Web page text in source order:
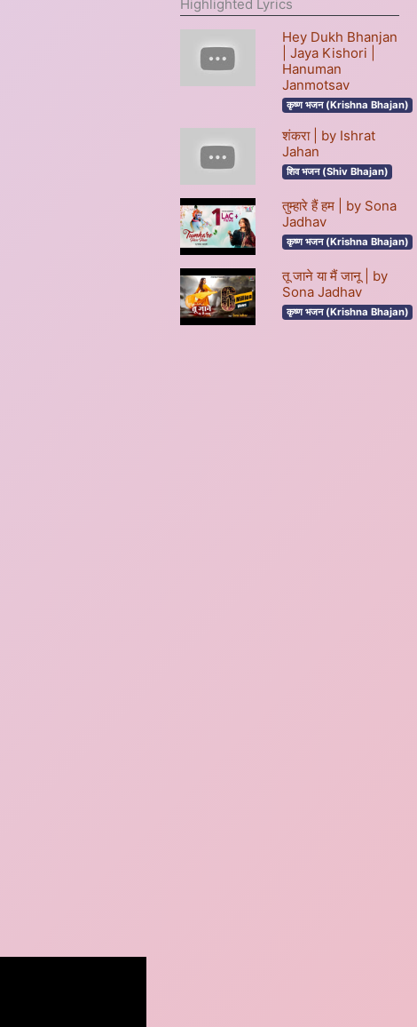
Highlighted Lyrics
Hey Dukh Bhanjan
| Jaya Kishori |
Hanuman
Janmotsav
कृष्ण भजन (Krishna Bhajan)
शंकरा | by Ishrat
Jahan
शिव भजन (Shiv Bhajan)
तुम्हारे हैं हम | by Sona
Jadhav
कृष्ण भजन (Krishna Bhajan)
तू जाने या मैं जानू | by
Sona Jadhav
कृष्ण भजन (Krishna Bhajan)